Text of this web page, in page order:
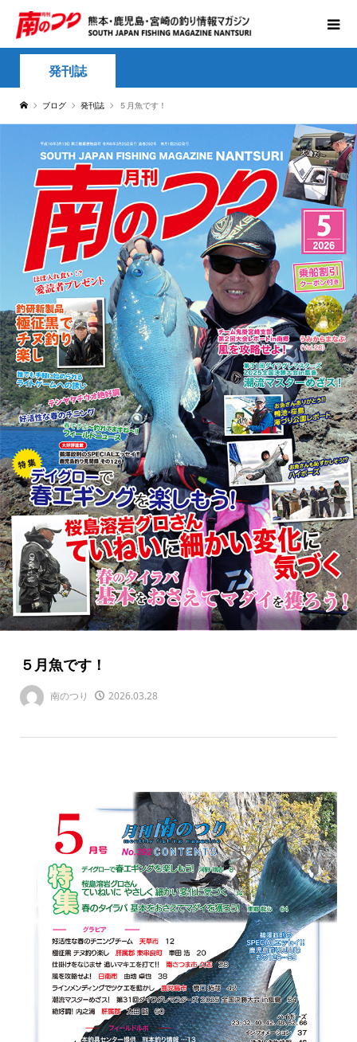
発刊誌
ブログ 発刊誌 ５月魚です！
５月魚です！
南のつり 2026.03.28